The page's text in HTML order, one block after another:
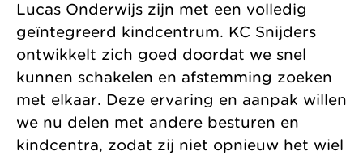
Lucas Onderwijs zijn met een volledig
geïntegreerd kindcentrum. KC Snijders
ontwikkelt zich goed doordat we snel
kunnen schakelen en afstemming zoeken
met elkaar. Deze ervaring en aanpak willen
we nu delen met andere besturen en
kindcentra, zodat zij niet opnieuw het wiel